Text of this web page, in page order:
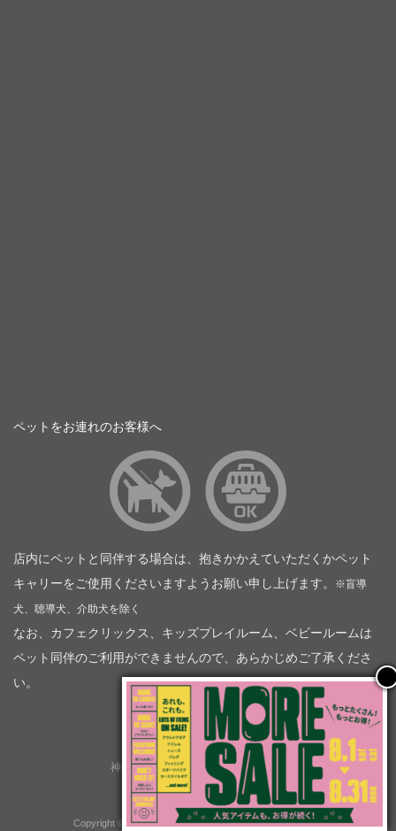
ペットをお連れのお客様へ
店内にペットと同伴する場合は、抱きかかえていただくかペット
キャリーをご使用くださいますようお願い申し上げます。
※盲導
犬、聴導犬、介助犬を除く
なお、カフェクリックス、キッズプレイルーム、ベビールームは
ペット同伴のご利用ができませんので、あらかじめご了承くださ
い。
神奈川トヨタ自動車（企業情報）
トヨタモビリティ神奈川
株式会社会社ＫＴグループ
Copyright © GOOD OPEN AIRS myX All Rights Reserved.